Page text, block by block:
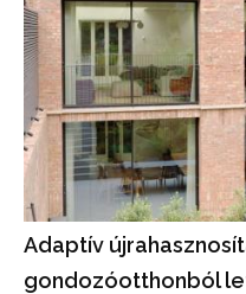
Adaptív
gondozóotthonból